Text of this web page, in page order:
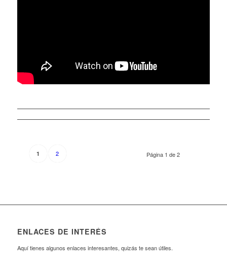
Página 1 de 2
1 2
ENLACES DE INTERÉS
Aquí tienes algunos enlaces interesantes, quizás te sean útiles.